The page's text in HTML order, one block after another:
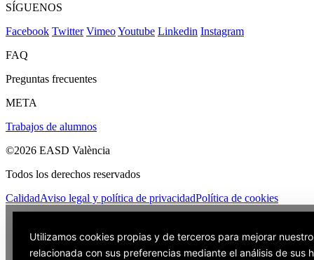
SÍGUENOS
Facebook Twitter VimeoYoutube Linkedin Instagram
FAQ
Preguntas frecuentes
META
Trabajos de alumnos
©2026 EASD València
Todos los derechos reservados
CalidadAviso legal y política de privacidadPolítica de cookies
Utilizamos cookies propias y de terceros para mejorar
relacionada con sus preferencias mediante el análisis de sus